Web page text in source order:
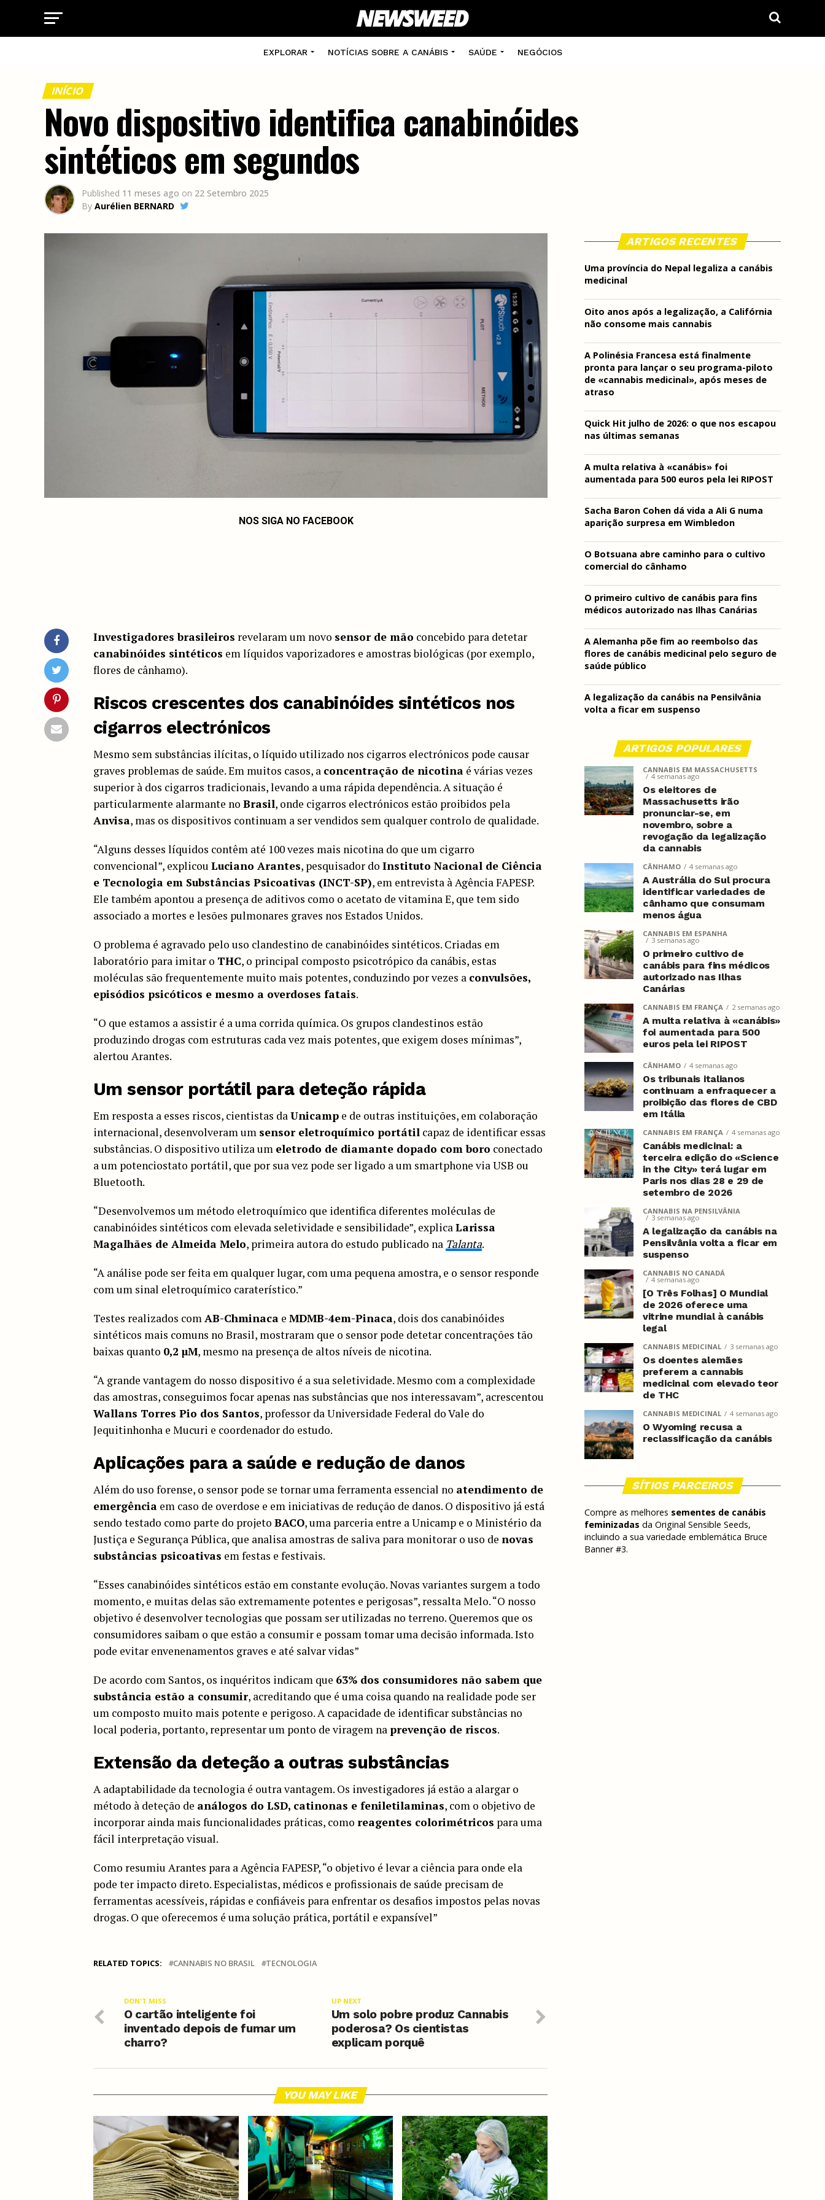
EXPLORAR NOTÍCIAS SOBRE A CANÁBIS SAÚDE NEGÓCIOS
INÍCIO
Novo dispositivo identifica canabinóides
sintéticos em segundos
Published 11 meses ago on 22 Setembro 2025
By Aurélien BERNARD
NOS SIGA NO FACEBOOK
Investigadores brasileiros revelaram um novo sensor de mão concebido para detetar
canabinóides sintéticos em líquidos vaporizadores e amostras biológicas (por exemplo,
flores de cânhamo).
Riscos crescentes dos canabinóides sintéticos nos
cigarros electrónicos
Mesmo sem substâncias ilícitas, o líquido utilizado nos cigarros electrónicos pode causar
graves problemas de saúde. Em muitos casos, a concentração de nicotina é várias vezes
superior à dos cigarros tradicionais, levando a uma rápida dependência. A situação é
particularmente alarmante no Brasil, onde cigarros electrónicos estão proibidos pela
Anvisa, mas os dispositivos continuam a ser vendidos sem qualquer controlo de qualidade.
“Alguns desses líquidos contêm até 100 vezes mais nicotina do que um cigarro
convencional”, explicou Luciano Arantes, pesquisador do Instituto Nacional de Ciência
e Tecnologia em Substâncias Psicoativas (INCT-SP), em entrevista à Agência FAPESP.
Ele também apontou a presença de aditivos como o acetato de vitamina E, que tem sido
associado a mortes e lesões pulmonares graves nos Estados Unidos.
O problema é agravado pelo uso clandestino de canabinóides sintéticos. Criadas em
laboratório para imitar o THC, o principal composto psicotrópico da canábis, estas
moléculas são frequentemente muito mais potentes, conduzindo por vezes a convulsões,
episódios psicóticos e mesmo a overdoses fatais.
“O que estamos a assistir é a uma corrida química. Os grupos clandestinos estão
produzindo drogas com estruturas cada vez mais potentes, que exigem doses mínimas”,
alertou Arantes.
Um sensor portátil para deteção rápida
Em resposta a esses riscos, cientistas da Unicamp e de outras instituições, em colaboração
internacional, desenvolveram um sensor eletroquímico portátil capaz de identificar essas
substâncias. O dispositivo utiliza um eletrodo de diamante dopado com boro conectado
a um potenciostato portátil, que por sua vez pode ser ligado a um smartphone via USB ou
Bluetooth.
“Desenvolvemos um método eletroquímico que identifica diferentes moléculas de
canabinóides sintéticos com elevada seletividade e sensibilidade”, explica Larissa
Magalhães de Almeida Melo, primeira autora do estudo publicado na Talanta.
“A análise pode ser feita em qualquer lugar, com uma pequena amostra, e o sensor responde
com um sinal eletroquímico caraterístico.”
Testes realizados com AB-Chminaca e MDMB-4em-Pinaca, dois dos canabinóides
sintéticos mais comuns no Brasil, mostraram que o sensor pode detetar concentrações tão
baixas quanto 0,2 µM, mesmo na presença de altos níveis de nicotina.
“A grande vantagem do nosso dispositivo é a sua seletividade. Mesmo com a complexidade
das amostras, conseguimos focar apenas nas substâncias que nos interessavam”, acrescentou
Wallans Torres Pio dos Santos, professor da Universidade Federal do Vale do
Jequitinhonha e Mucuri e coordenador do estudo.
Aplicações para a saúde e redução de danos
Além do uso forense, o sensor pode se tornar uma ferramenta essencial no atendimento de
emergência em caso de overdose e em iniciativas de redução de danos. O dispositivo já está
sendo testado como parte do projeto BACO, uma parceria entre a Unicamp e o Ministério da
Justiça e Segurança Pública, que analisa amostras de saliva para monitorar o uso de novas
substâncias psicoativas em festas e festivais.
“Esses canabinóides sintéticos estão em constante evolução. Novas variantes surgem a todo
momento, e muitas delas são extremamente potentes e perigosas”, ressalta Melo. “O nosso
objetivo é desenvolver tecnologias que possam ser utilizadas no terreno. Queremos que os
consumidores saibam o que estão a consumir e possam tomar uma decisão informada. Isto
pode evitar envenenamentos graves e até salvar vidas”
De acordo com Santos, os inquéritos indicam que 63% dos consumidores não sabem que
substância estão a consumir, acreditando que é uma coisa quando na realidade pode ser
um composto muito mais potente e perigoso. A capacidade de identificar substâncias no
local poderia, portanto, representar um ponto de viragem na prevenção de riscos.
Extensão da deteção a outras substâncias
A adaptabilidade da tecnologia é outra vantagem. Os investigadores já estão a alargar o
método à deteção de análogos do LSD, catinonas e feniletilaminas, com o objetivo de
incorporar ainda mais funcionalidades práticas, como reagentes colorimétricos para uma
fácil interpretação visual.
Como resumiu Arantes para a Agência FAPESP, “o objetivo é levar a ciência para onde ela
pode ter impacto direto. Especialistas, médicos e profissionais de saúde precisam de
ferramentas acessíveis, rápidas e confiáveis para enfrentar os desafios impostos pelas novas
drogas. O que oferecemos é uma solução prática, portátil e expansível”
RELATED TOPICS: CANNABIS NO BRASIL TECNOLOGIA
UP NEXT
Um solo pobre produz Cannabis
poderosa? Os cientistas
explicam porquê
DON'T MISS
O cartão inteligente foi
inventado depois de fumar um
charro?
YOU MAY LIKE
ARTIGOS RECENTES
Uma província do Nepal legaliza a canábis
medicinal
Oito anos após a legalização, a Califórnia
não consome mais cannabis
A Polinésia Francesa está finalmente
pronta para lançar o seu programa-piloto
de «cannabis medicinal», após meses de
atraso
Quick Hit julho de 2026: o que nos escapou
nas últimas semanas
A multa relativa à «canábis» foi
aumentada para 500 euros pela lei RIPOST
Sacha Baron Cohen dá vida a Ali G numa
aparição surpresa em Wimbledon
O Botsuana abre caminho para o cultivo
comercial do cânhamo
O primeiro cultivo de canábis para fins
médicos autorizado nas Ilhas Canárias
A Alemanha põe fim ao reembolso das
flores de canábis medicinal pelo seguro de
saúde público
A legalização da canábis na Pensilvânia
volta a ficar em suspenso
ARTIGOS POPULARES
CANNABIS EM MASSACHUSETTS
4 semanas ago
Os eleitores de
Massachusetts irão
pronunciar-se, em
novembro, sobre a
revogação da legalização
da cannabis
CÂNHAMO 4 semanas ago
A Austrália do Sul procura
identificar variedades de
cânhamo que consumam
menos água
CANNABIS EM ESPANHA
3 semanas ago
O primeiro cultivo de
canábis para fins médicos
autorizado nas Ilhas
Canárias
CANNABIS EM FRANÇA 2 semanas ago
A multa relativa à «canábis»
foi aumentada para 500
euros pela lei RIPOST
CÂNHAMO 4 semanas ago
Os tribunais italianos
continuam a enfraquecer a
proibição das flores de CBD
em Itália
CANNABIS EM FRANÇA 4 semanas ago
Canábis medicinal: a
terceira edição do «Science
in the City» terá lugar em
Paris nos dias 28 e 29 de
setembro de 2026
CANNABIS NA PENSILVÂNIA
3 semanas ago
A legalização da canábis na
Pensilvânia volta a ficar em
suspenso
CANNABIS NO CANADÁ
4 semanas ago
[O Três Folhas] O Mundial
de 2026 oferece uma
vitrine mundial à canábis
legal
CANNABIS MEDICINAL 3 semanas ago
Os doentes alemães
preferem a cannabis
medicinal com elevado teor
de THC
CANNABIS MEDICINAL 4 semanas ago
O Wyoming recusa a
reclassificação da canábis
SÍTIOS PARCEIROS
Compre as melhores sementes de canábis
feminizadas da Original Sensible Seeds,
incluindo a sua variedade emblemática Bruce
Banner #3.